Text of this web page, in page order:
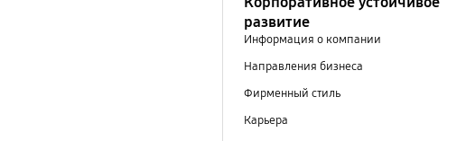
развитие
Информация о компании
Направления бизнеса
Фирменный стиль
Карьера